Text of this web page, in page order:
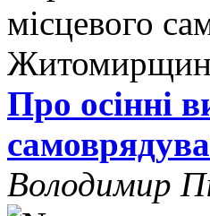
Про осінні
Володимир